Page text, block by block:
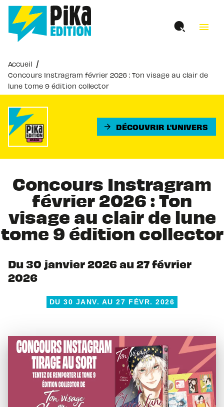
MENU RECHERCHE
PIED DE PAGE
menu
Accueil /
Concours Instragram février 2026 : Ton visage au clair de
lune tome 9 édition collector
arrow_forward DÉCOUVRIR L'UNIVERS
Concours Instragram
février 2026 : Ton
visage au clair de lune
tome 9 édition collector
Du 30 janvier 2026 au 27 février
2026
DU 30 JANV. AU 27 FÉVR. 2026